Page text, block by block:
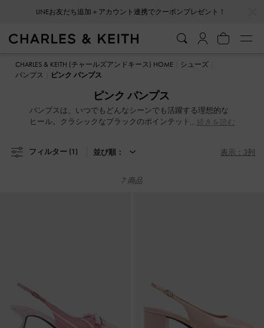
LINEお友だち追加＋アカウント連携でクーポンプレゼント！
LINEお友だち追加＋アカウント連携でクーポンプレゼント！
CHARLES & KEITH (チャールズアンドキース) HOME
シューズ
パンプス
ピンク パンプス
ピンク パンプス
パンプスは、いつでもどんなシーンでも活躍する理想的な
ヒール。クラシックなブラックのポインテッドトゥスリン
き心地抜群のブロックヒールがおすすめ。パーティーで注
トフォームパンプスで輝きを演出してみてください。
続きを読む
フィルター (1) 並び順： 表示：3列
7 商品